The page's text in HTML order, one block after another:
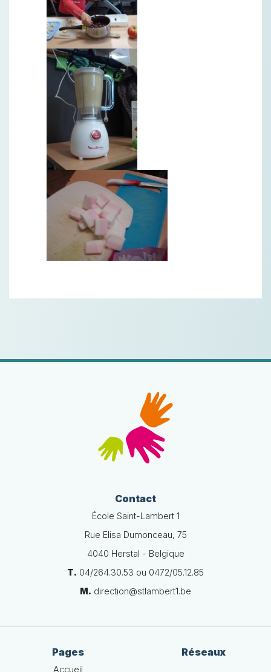
Contact
École Saint-Lambert 1
Rue Elisa Dumonceau, 75
4040 Herstal - Belgique
T. 04/264.30.53 ou 0472/05.12.85
M. direction@stlambert1.be
Pages
Accueil
Réseaux